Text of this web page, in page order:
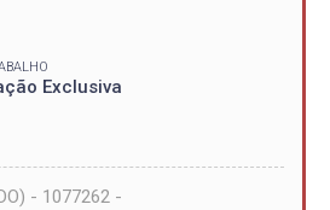
Exclusiva
- 1077262 -